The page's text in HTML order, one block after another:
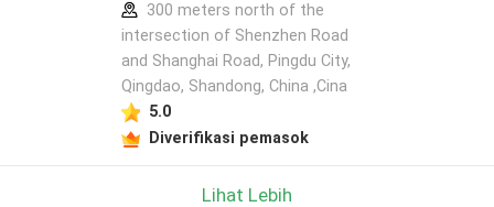
300 meters north of the
intersection of Shenzhen Road
and Shanghai Road, Pingdu City,
Qingdao, Shandong, China ,Cina
5.0
Diverifikasi pemasok
Lihat Lebih